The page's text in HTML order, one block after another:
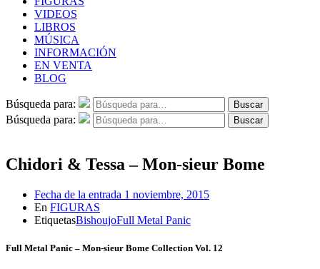
VIDEOS
LIBROS
MÚSICA
INFORMACIÓN
EN VENTA
BLOG
Búsqueda para: Buscar
Búsqueda para: Buscar
Chidori & Tessa – Mon-sieur Bome
Fecha de la entrada 1 noviembre, 2015
En FIGURAS
EtiquetasBishoujoFull Metal Panic
Full Metal Panic – Mon-sieur Bome Collection Vol. 12